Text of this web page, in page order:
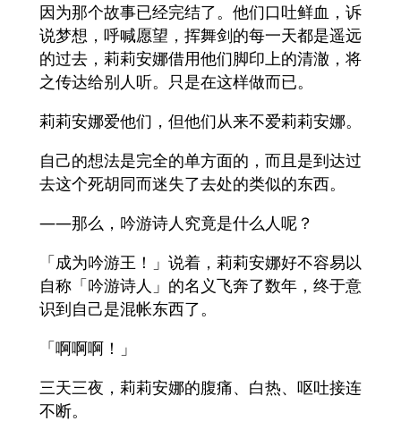
因为那个故事已经完结了。他们口吐鲜血，诉
说梦想，呼喊愿望，挥舞剑的每一天都是遥远
的过去，莉莉安娜借用他们脚印上的清澈，将
之传达给别人听。只是在这样做而已。
莉莉安娜爱他们，但他们从来不爱莉莉安娜。
自己的想法是完全的单方面的，而且是到达过
去这个死胡同而迷失了去处的类似的东西。
——那么，吟游诗人究竟是什么人呢？
「成为吟游王！」说着，莉莉安娜好不容易以
自称「吟游诗人」的名义飞奔了数年，终于意
识到自己是混帐东西了。
「啊啊啊！」
三天三夜，莉莉安娜的腹痛、白热、呕吐接连
不断。